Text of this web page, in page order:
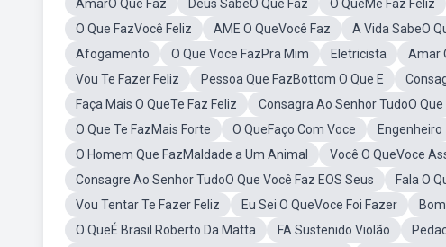
AmarO Que Faz Deus SabeO Que Faz O QueMe Faz Feliz
O Que FazVocê Feliz
AME O QueVocê Faz A Vida SabeO
Afogamento
O Que Voce FazPra Mim Eletricista Amar
Vou Te Fazer Feliz
Pessoa Que FazBottom O Que E
Faça Mais O QueTe Faz Feliz
Consagra Ao Senhor TudoO Que
O Que Te FazMais Forte
O QueFaço Com Voce Engenheiro
O Homem Que FazMaldade a Um Animal
Você O QueVoce
Consagre Ao Senhor TudoO Que Você Faz EOS Seus
Fala O
Vou Tentar Te Fazer Feliz
Eu Sei O QueVoce Foi Fazer
O QueÉ Brasil Roberto Da Matta
FA Sustenido Violão